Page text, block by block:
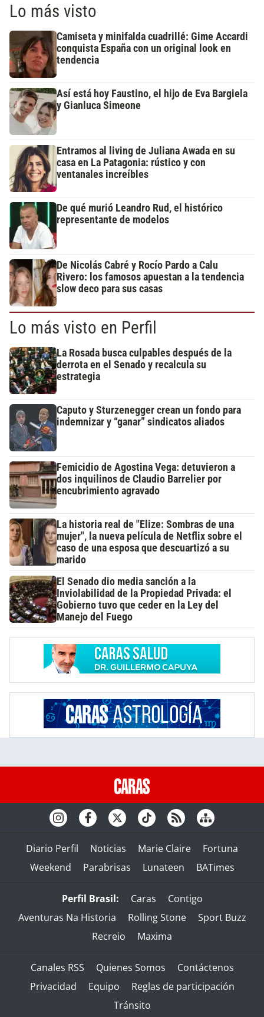
Lo más visto
Camiseta y minifalda cuadrillé: Gime Accardi
conquista España con un original look en
tendencia
Así está hoy Faustino, el hijo de Eva Bargiela
y Gianluca Simeone
Entramos al living de Juliana Awada en su
casa en La Patagonia: rústico y con
ventanales increíbles
De qué murió Leandro Rud, el histórico
representante de modelos
De Nicolás Cabré y Rocío Pardo a Calu
Rivero: los famosos apuestan a la tendencia
slow deco para sus casas
Lo más visto en Perfil
La Rosada busca culpables después de la
derrota en el Senado y recalcula su
estrategia
Caputo y Sturzenegger crean un fondo para
indemnizar y “ganar” sindicatos aliados
Femicidio de Agostina Vega: detuvieron a
dos inquilinos de Claudio Barrelier por
encubrimiento agravado
La historia real de "Elize: Sombras de una
mujer", la nueva película de Netflix sobre el
caso de una esposa que descuartizó a su
marido
El Senado dio media sanción a la
Inviolabilidad de la Propiedad Privada: el
Gobierno tuvo que ceder en la Ley del
Manejo del Fuego
Diario Perfil Noticias Marie Claire
Fortuna
Weekend
Parabrisas Lunateen BATimes
Perfil Brasil: Caras
Contigo
Aventuras Na Historia
Rolling Stone
Sport Buzz
Recreio
Maxima
Canales RSS Quienes Somos
Contáctenos
Privacidad
Equipo
Reglas de participación
Tránsito